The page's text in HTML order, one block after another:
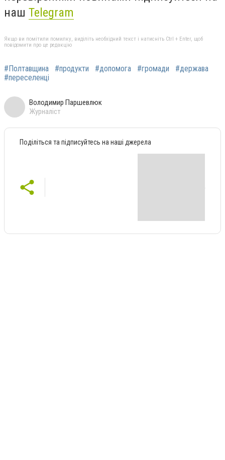
наш Telegram
Якщо ви помітили помилку, виділіть необхідний текст і натисніть Ctrl + Enter, щоб
повідомити про це редакцію
#Полтавщина #продукти #допомога #громади
#держава
#переселенці
Володимир Паршевлюк
Журналіст
Поділіться та підписуйтесь на наші джерела